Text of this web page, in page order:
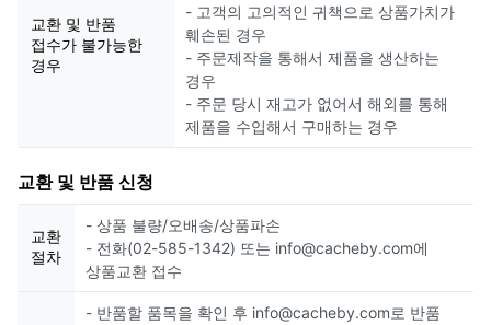
교환 및 반품
접수가 불가능한
경우
- 고객의 고의적인 귀책으로 상품가치가
훼손된 경우
- 주문제작을 통해서 제품을 생산하는
경우
- 주문 당시 재고가 없어서 해외를 통해
제품을 수입해서 구매하는 경우
교환 및 반품 신청
교환
절차
- 상품 불량/오배송/상품파손
- 전화(02-585-1342) 또는 info@cacheby.com에
상품교환 접수
- 반품할 품목을 확인 후 info@cacheby.com로 반품